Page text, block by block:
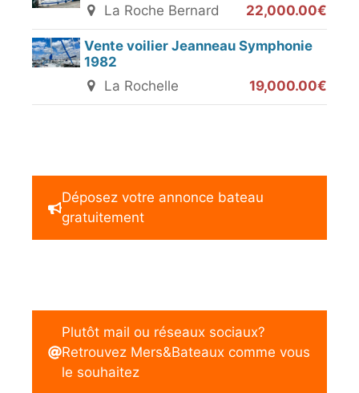
La Roche Bernard
22,000.00€
Vente voilier Jeanneau Symphonie
1982
La Rochelle
19,000.00€
Déposez votre annonce bateau
gratuitement
Plutôt mail ou réseaux sociaux?
Retrouvez Mers&Bateaux comme vous
le souhaitez